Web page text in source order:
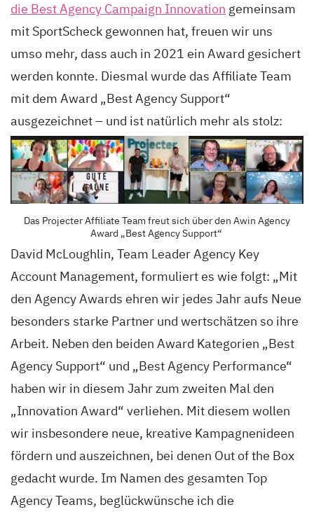
die Best Agency Campaign Innovation gemeinsam
mit SportScheck gewonnen hat, freuen wir uns
umso mehr, dass auch in 2021 ein Award gesichert
werden konnte. Diesmal wurde das Affiliate Team
mit dem Award „Best Agency Support“
ausgezeichnet – und ist natürlich mehr als stolz:
Das Projecter Affiliate Team freut sich über den Awin Agency
Award „Best Agency Support“
David McLoughlin, Team Leader Agency Key
Account Management, formuliert es wie folgt: „Mit
den Agency Awards ehren wir jedes Jahr aufs Neue
besonders starke Partner und wertschätzen so ihre
Arbeit. Neben den beiden Award Kategorien „Best
Agency Support“ und „Best Agency Performance“
haben wir in diesem Jahr zum zweiten Mal den
„Innovation Award“ verliehen. Mit diesem wollen
wir insbesondere neue, kreative Kampagnenideen
fördern und auszeichnen, bei denen Out of the Box
gedacht wurde. Im Namen des gesamten Top
Agency Teams, beglückwünsche ich die